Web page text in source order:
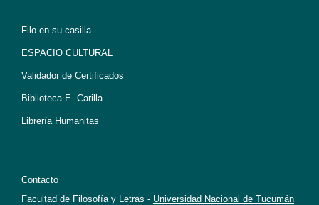
Filo en su casilla
ESPACIO CULTURAL
Validador de Certificados
Biblioteca E. Carilla
Librería Humanitas
Contacto
Facultad de Filosofía y Letras - Universidad Nacional de Tucumán